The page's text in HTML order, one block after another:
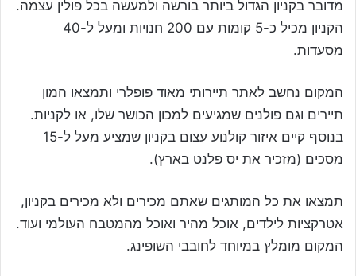
מדובר בקניון הגדול ביותר בורשה ולמעשה בכל פולין עצמה.
הקניון מכיל כ-5 קומות עם 200 חנויות ומעל ל-40
מסעדות.
המקום נחשב לאתר תיירותי מאוד פופלרי ותמצאו המון
תיירים וגם פולנים שמגיעים למכון הכושר שלו, או לקניות.
בנוסף קיים איזור קולנוע עצום בקניון שמציע מעל ל-15
מסכים (מזכיר את יס פלנט בארץ).
תמצאו את כל המותגים שאתם מכירים ולא מכירים בקניון,
אטרקציות לילדים, אוכל מהיר ואוכל מהמטבח העולמי ועוד.
המקום מומלץ במיוחד לחובבי השופינג.